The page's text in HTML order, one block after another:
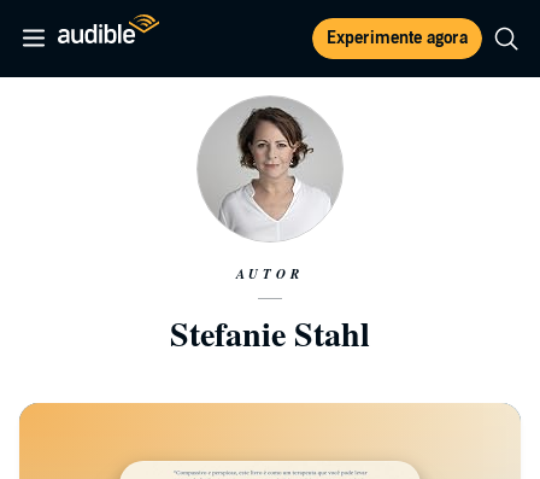
Experimente agora
AUTOR
Stefanie Stahl